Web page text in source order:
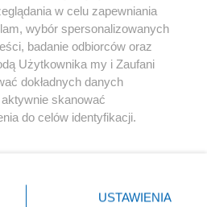
Instagram Youtube
w celu zapewniania
wybór spersonalizowanych
badanie odbiorców oraz
Użytkownika my i Zaufani
dokładnych danych
skanować
do celów identyfikacji.
przycisk ustawień prywatności
USTAWIENIA